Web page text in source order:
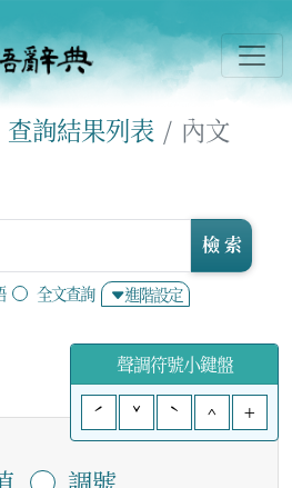
查詢結果列表 內文
全文查詢 進階設定
檢 索
聲調符號小鍵盤
ˊ
ˇ ˋ ^ +